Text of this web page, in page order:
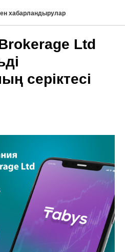
хабарландырулар
Ltd
серіктесі